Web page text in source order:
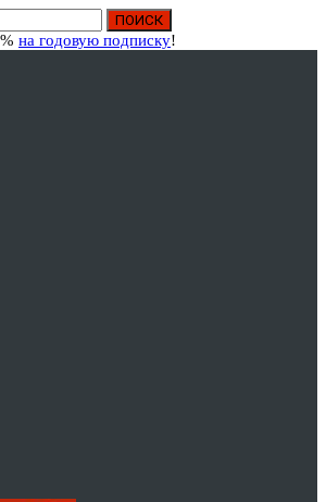
на годовую подписку!